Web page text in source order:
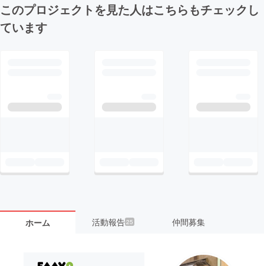
このプロジェクトを見た人はこちらもチェックし
ています
ホーム 活動報告25 仲間募集